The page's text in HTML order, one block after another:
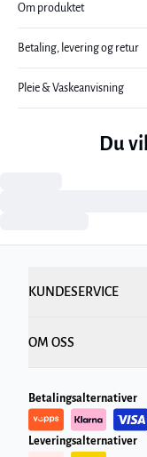
Om produktet
Betaling, levering og retur
Pleie & Vaskeanvisning
Du
KUNDESERVICE
OM OSS
Betalingsalternativer
Leveringsalternativer